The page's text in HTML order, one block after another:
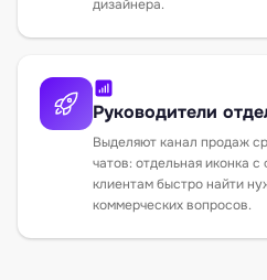
дизайнера.
Руководители
Выделяют канал продаж
чатов: отдельная иконка
клиентам быстро найти
коммерческих вопросов.